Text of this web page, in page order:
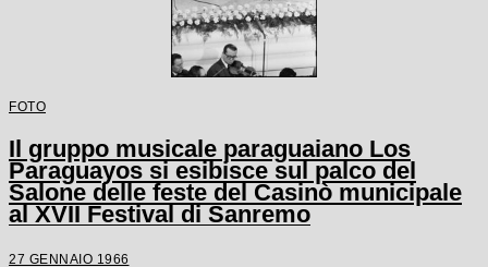
FOTO
Il gruppo musicale paraguaiano Los
Paraguayos si esibisce sul palco del
Salone delle feste del Casinò municipale
al XVII Festival di Sanremo
27 GENNAIO 1966